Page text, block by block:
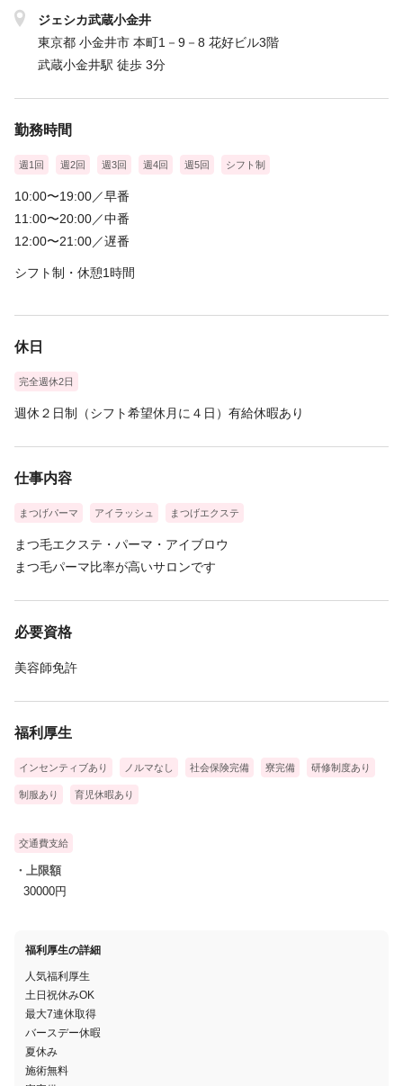
ジェシカ武蔵小金井
東京都 小金井市 本町1－9－8 花好ビル3階
武蔵小金井駅 徒歩 3分
勤務時間
週1回 週2回 週3回 週4回 週5回 シフト制
10:00〜19:00／早番
11:00〜20:00／中番
12:00〜21:00／遅番
シフト制・休憩1時間
休日
完全週休2日
週休２日制（シフト希望休月に４日）有給休暇あり
仕事内容
まつげパーマ アイラッシュ まつげエクステ
まつ毛エクステ・パーマ・アイブロウ
まつ毛パーマ比率が高いサロンです
必要資格
美容師免許
福利厚生
インセンティブあり ノルマなし 社会保険完備 寮完備 研修制度あり
制服あり 育児休暇あり
交通費支給
・上限額
30000円
福利厚生の詳細
人気福利厚生
土日祝休みOK
最大7連休取得
バースデー休暇
夏休み
施術無料